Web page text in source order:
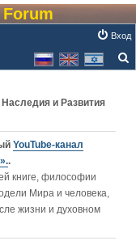
Вход
и Развития
YouTube‑канал
.
книге, философии
Мира и человека,
жизни и духовном